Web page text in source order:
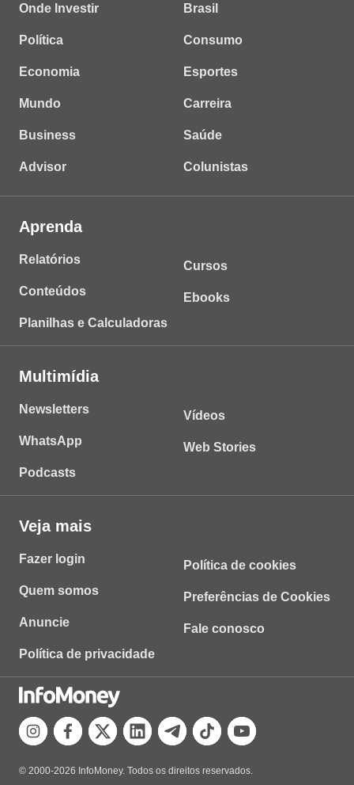
Onde Investir
Política
Economia
Mundo
Business
Advisor
Brasil
Consumo
Esportes
Carreira
Saúde
Colunistas
Aprenda
Relatórios
Conteúdos
Planilhas e Calculadoras
Cursos
Ebooks
Multimídia
Newsletters
WhatsApp
Podcasts
Vídeos
Web Stories
Veja mais
Fazer login
Quem somos
Anuncie
Política de privacidade
Política de cookies
Preferências de Cookies
Fale conosco
© 2000-2026 InfoMoney. Todos os direitos reservados.